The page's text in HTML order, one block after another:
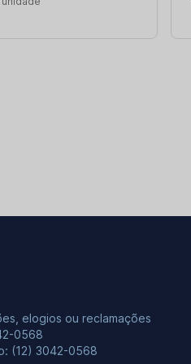
elogios ou reclamações
0568
(12) 3042-0568